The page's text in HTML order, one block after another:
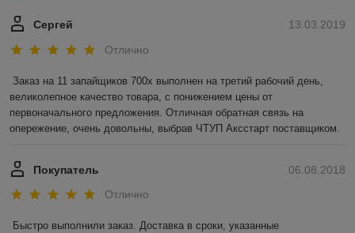
13.03.2019
Сергей
Отлично
Заказ на 11 запайщиков 700х выполнен на третий рабочий день,
великолепное качество товара, с понижением цены от
первоначального предложения. Отличная обратная связь на
опережение, очень довольны, выбрав ЧТУП Аксстарт поставщиком.
06.08.2018
Покупатель
Отлично
Быстро выполнили заказ. Доставка в сроки, указанные